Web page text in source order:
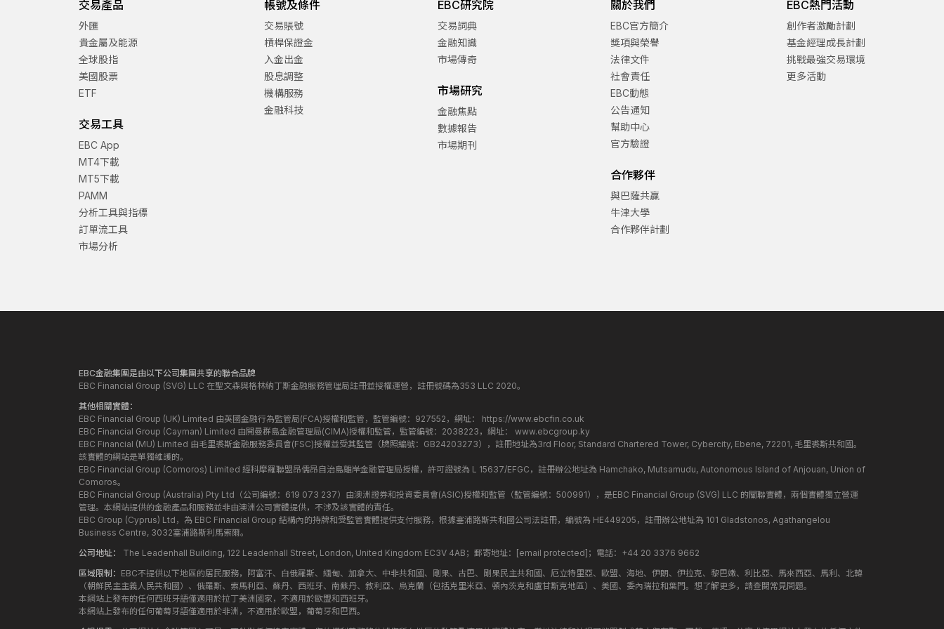
交易產品
外匯
貴金屬及能源
全球股指
美國股票
ETF
交易工具
EBC App
MT4下載
MT5下載
PAMM
分析工具與指標
訂單流工具
市場分析
帳號及條件
交易賬號
槓桿保證金
入金出金
股息調整
機構服務
金融科技
EBC研究院
交易詞典
金融知識
市場傳奇
市場研究
金融焦點
數據報告
市場期刊
關於我們
EBC官方簡介
獎項與榮譽
法律文件
社會責任
EBC動態
公告通知
幫助中心
官方驗證
合作夥伴
與巴薩共贏
牛津大學
合作夥伴計劃
EBC熱門活動
創作者激勵計劃
基金經理成長計劃
挑戰最強交易環境
更多活動
EBC金融集團是由以下公司集團共享的聯合品牌
EBC Financial Group (SVG) LLC 在聖文森與格林納丁斯金融服務管理局註冊並授權運營，註冊號碼為353 LLC 2020。
其他相關實體：
EBC Financial Group (UK) Limited 由英國金融行為監管局(FCA)授權和監管，監管編號：927552，網址： https://www.ebcfin.co.uk
EBC Financial Group (Cayman) Limited 由開曼群島金融管理局(CIMA)授權和監管，監管編號：2038223，網址： www.ebcgroup.ky
EBC Financial (MU) Limited 由毛里裘斯金融服務委員會(FSC)授權並受其監管（牌照編號：GB24203273），註冊地址為3rd Floor, Standard Chartered Tower, Cybercity, Ebene, 72201, 毛里裘斯共和國。
該實體的網站是單獨維護的。
EBC Financial Group (Comoros) Limited 經科摩羅聯盟昂儒昂自治島離岸金融管理局授權，許可證號為 L 15637/EFGC，註冊辦公地址為 Hamchako, Mutsamudu, Autonomous Island of Anjouan, Union of
Comoros。
EBC Financial Group (Australia) Pty Ltd（公司編號：619 073 237）由澳洲證券和投資委員會(ASIC)授權和監管（監管編號：500991），是EBC Financial Group (SVG) LLC 的關聯實體，兩個實體獨立營運
管理。本網站提供的金融產品和服務並非由澳洲公司實體提供，不涉及該實體的責任。
EBC Group (Cyprus) Ltd，為 EBC Financial Group 結構內的持牌和受監管實體提供支付服務，根據塞浦路斯共和國公司法註冊，編號為 HE449205，註冊辦公地址為 101 Gladstonos, Agathangelou
Business Centre, 3032塞浦路斯利馬索爾。
公司地址： The Leadenhall Building, 122 Leadenhall Street, London, United Kingdom EC3V 4AB；郵寄地址： [email protected] ；電話：+44 20 3376 9662
區域限制： EBC不提供以下地區的居民服務，阿富汗、白俄羅斯、緬甸、加拿大、中非共和國、剛果、古巴、剛果民主共和國、厄立特里亞、歐盟、海地、伊朗、伊拉克、黎巴嫩、利比亞、馬來西亞、馬利、北韓
（朝鮮民主主義人民共和國）、俄羅斯、索馬利亞、蘇丹、西班牙、南蘇丹、敘利亞、烏克蘭（包括克里米亞、頓內茨克和盧甘斯克地區）、美國、委內瑞拉和葉門。想了解更多，請查閱常見問題。
本網站上發布的任何西班牙語僅適用於拉丁美洲國家，不適用於歐盟和西班牙。
本網站上發布的任何葡萄牙語僅適用於非洲，不適用於歐盟，葡萄牙和巴西。